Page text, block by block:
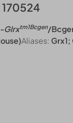
-Glrxtm1Bcgen/
Aliases: Grx1;